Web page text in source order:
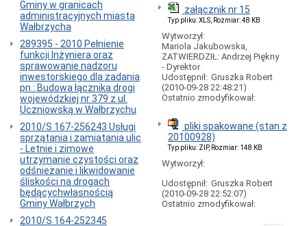
postój
Opłaty
dodatkowe
-
rachunek
bankowy
Wykaz
miejsc
płatnego
parkowania
Plan
usytuowania
miejsc
płatnego
parkowania
PARKOMATY
PŁATNOŚĆ
TELEFONEM
Gminy w granicach
administracyjnych miasta
Wałbrzycha
289395 - 2010 Pełnienie
funkcji Inżyniera oraz
sprawowanie nadzoru
inwestorskiego dla zadania
pn.: Budowa łącznika drogi
wojewódzkiej nr 379 z ul.
Uczniowską w Wałbrzychu
2010/S 167-256243 Usługi
sprzątania i zamiatania ulic
- Letnie i zimowe
utrzymanie czystości oraz
odśnieżanie i likwidowanie
śliskości na drogach
będącychwłasnością
Gminy Wałbrzych
2010/S 164-252345
załącznik nr 15
Typ pliku: XLS, Rozmiar: 48 KB
Wytworzył:
Mariola Jakubowska,
ZATWIERDZIŁ: Andrzej Piękny
- Dyrektor
Udostępnił: Gruszka Robert
(2010-09-28 22:48:21)
Ostatnio zmodyfikował:
pliki spakowane (stan z
20100928)
Typ pliku: ZIP, Rozmiar: 148 KB
Wytworzył:
Udostępnił: Gruszka Robert
(2010-09-28 22:52:07)
Ostatnio zmodyfikował: